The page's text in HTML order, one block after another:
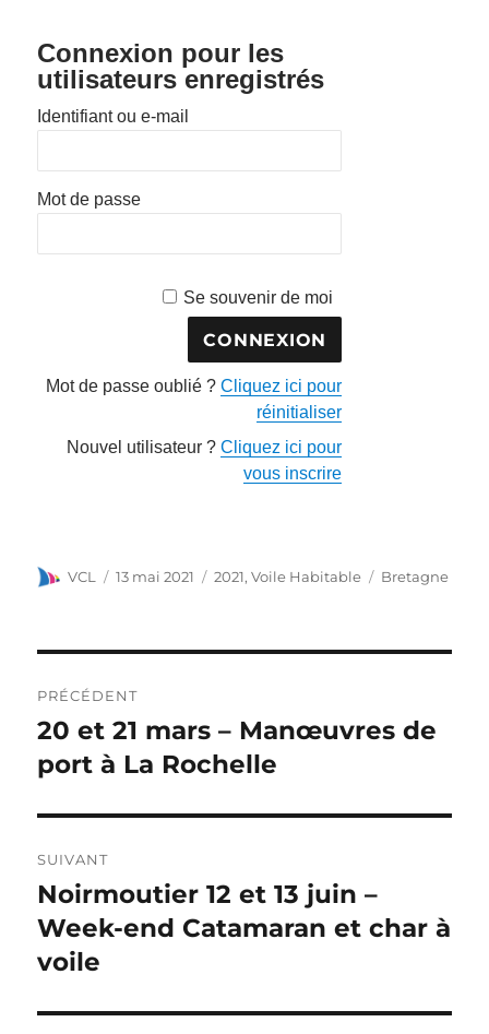
Connexion pour les
utilisateurs enregistrés
Identifiant ou e-mail
Mot de passe
Se souvenir de moi
Mot de passe oublié ?Cliquez ici pour
réinitialiser
Nouvel utilisateur ?Cliquez ici pour
vous inscrire
VCL 13 mai 2021 2021,Voile Habitable Bretagne
PRÉCÉDENT
20 et 21 mars – Manœuvres de
port à La Rochelle
SUIVANT
Noirmoutier 12 et 13 juin –
Week-end Catamaran et char à
voile